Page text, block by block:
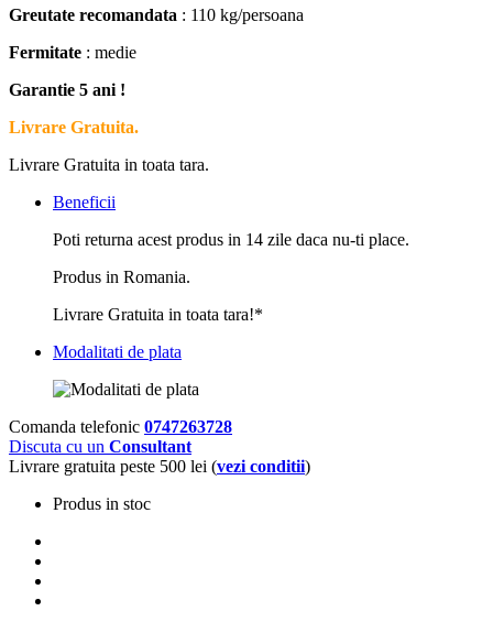
Greutate recomandata : 110 kg/persoana
Fermitate : medie
Garantie 5 ani !
Livrare Gratuita.
Livrare Gratuita in toata tara.
Beneficii
Poti returna acest produs in 14 zile daca nu-ti place.
Produs in Romania.
Livrare Gratuita in toata tara!*
Modalitati de plata
Comanda telefonic 0747263728
Discuta cu un Consultant
Livrare gratuita peste 500 lei (vezi conditii)
Produs in stoc